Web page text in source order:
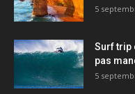
5
Surf trip
pas
5